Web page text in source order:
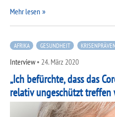
Mehr lesen
AFRIKA GESUNDHEIT
Interview• 24. März 2020
„Ich befürchte, dass das
relativ ungeschützt treffen